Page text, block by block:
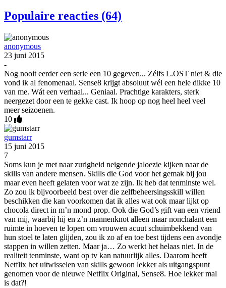
Populaire reacties (64)
anonymous
23 juni 2015
-
Nog nooit eerder een serie een 10 gegeven... Zélfs L.OST niet & die
vond ik al fenomenaal. Sense8 krijgt absoluut wél een hele dikke 10
van me. Wát een verhaal... Geniaal. Prachtige karakters, sterk
neergezet door een te gekke cast. Ik hoop op nog heel heel veel
meer seizoenen.
10
gumstarr
15 juni 2015
7
Soms kun je met naar zurigheid neigende jaloezie kijken naar de
skills van andere mensen. Skills die God voor het gemak bij jou
maar even heeft gelaten voor wat ze zijn. Ik heb dat tenminste wel.
Zo zou ik bijvoorbeeld best over die zelfbeheersingsskill willen
beschikken die kan voorkomen dat ik alles wat ook maar lijkt op
chocola direct in m’n mond prop. Ook die God’s gift van een vriend
van mij, waarbij hij en z’n mannenknot alleen maar nonchalant een
ruimte in hoeven te lopen om vrouwen acuut schuimbekkend van
hun stoel te laten glijden, zou ik zo af en toe best tijdens een avondje
stappen in willen zetten. Maar ja… Zo werkt het helaas niet. In de
realiteit tenminste, want op tv kan natuurlijk alles. Daarom heeft
Netflix het uitwisselen van skills gewoon lekker als uitgangspunt
genomen voor de nieuwe Netflix Original, Sense8. Hoe lekker mal
is dat?!